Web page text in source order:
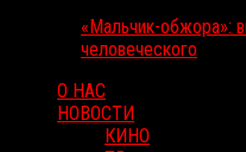
«Мальчик-обжора»:
человеческого
О НАС
НОВОСТИ
КИНО